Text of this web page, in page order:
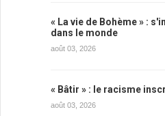
« La vie de Bohème » :
dans le monde
août 03, 2026
« Bâtir » : le racisme
août 03, 2026